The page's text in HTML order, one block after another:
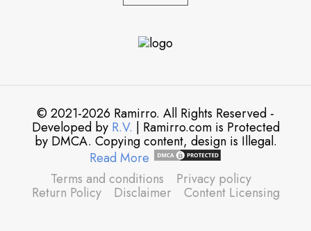
© 2021-2026 Ramirro. All Rights Reserved -
Developed by R.V. | Ramirro.com is Protected
by DMCA. Copying content, design is Illegal.
Read More
Terms and conditions
Privacy policy
Return Policy Disclaimer Content Licensing